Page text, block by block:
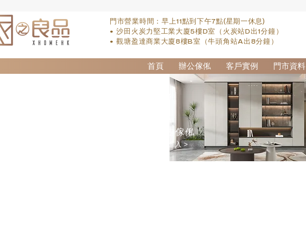
門市營業時間：早上11點到下午7點(星期一休息)
• 沙田火炭力堅工業大廈5樓D室（火炭站D出1分鐘）
• 觀塘盈達商業大廈8樓B室（牛頭角站A出8分鐘）
首頁 辦公傢俬 客戶實例 門市資料
訂造傢俬
點擊進入 >